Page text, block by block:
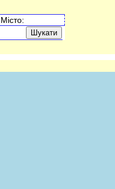
Мiсто: